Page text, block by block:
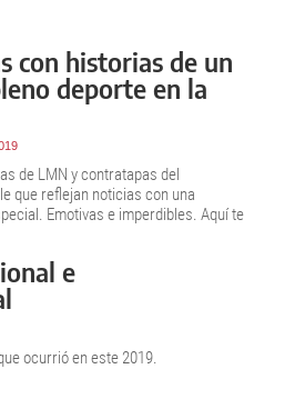
con historias de un
deporte en la
de LMN y contratapas del
que reflejan noticias con una
Emotivas e imperdibles. Aquí te
e
ocurrió en este 2019.